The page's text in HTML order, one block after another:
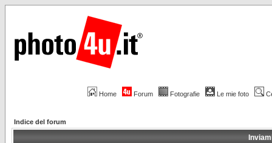
Home Forum Fotografie Le mie foto
Indice del forum